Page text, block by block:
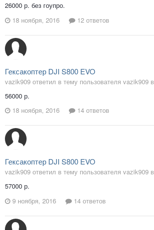
26000 р. без гоупро.
18 ноября, 2016
12 ответов
Гексакоптер DJI S800 EVO
vazik909 ответил в тему пользователя vazik909 в
56000 р.
18 ноября, 2016
14 ответов
Гексакоптер DJI S800 EVO
vazik909 ответил в тему пользователя vazik909 в
57000 р.
9 ноября, 2016
14 ответов